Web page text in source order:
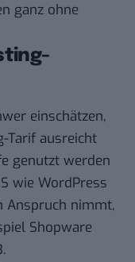
ganz ohne
einschätzen,
Tarif ausreicht
genutzt werden
wie WordPress
Anspruch nimmt,
Shopware